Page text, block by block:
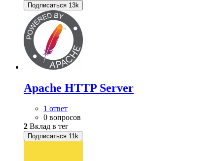
Подписаться 13k
Apache HTTP Server
1 ответ
0 вопросов
2 Вклад в тег
Подписаться 11k